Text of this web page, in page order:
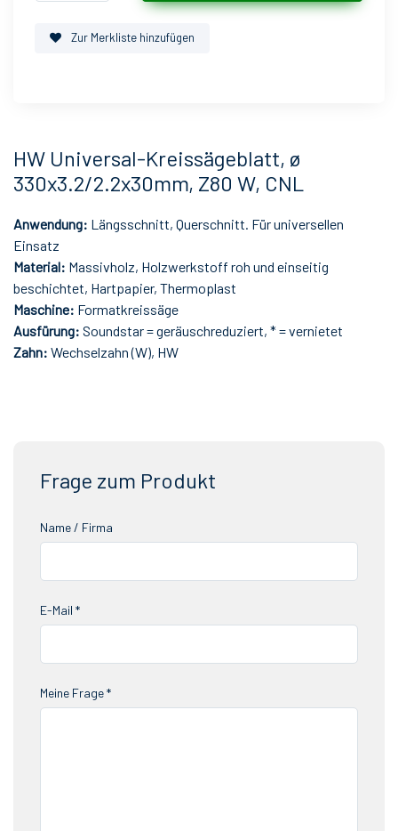
Zur Merkliste hinzufügen
HW Universal-Kreissägeblatt, ø
330x3.2/2.2x30mm, Z80 W, CNL
Anwendung: Längsschnitt, Querschnitt. Für universellen
Einsatz
Material: Massivholz, Holzwerkstoff roh und einseitig
beschichtet, Hartpapier, Thermoplast
Maschine: Formatkreissäge
Ausfürung: Soundstar = geräuschreduziert, * = vernietet
Zahn: Wechselzahn (W), HW
Frage zum Produkt
Name / Firma
E-Mail *
Meine Frage *